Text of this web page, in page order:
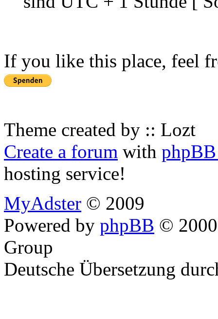
If you like this place, feel
Theme created by :: Lozt
Create a forum with
hosting service!
MyAdster © 2009
Powered by phpBB ©
Group
Deutsche Übersetzung